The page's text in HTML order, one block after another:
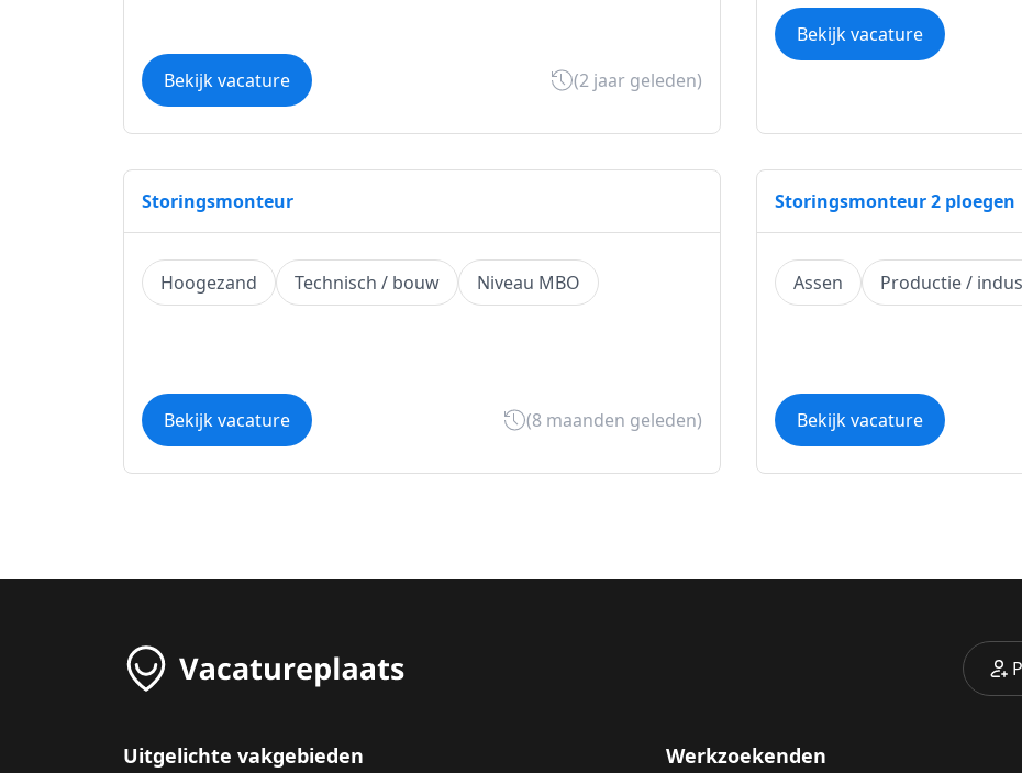
Bekijk vacature (2 jaar geleden)
Bekijk vacature
Storingsmonteur
Hoogezand Technisch / bouw Niveau MBO
Bekijk vacature (8 maanden geleden)
Storingsmonteur 2 ploegen
Assen Productie /
Bekijk vacature
Uitgelichte vakgebieden Werkzoekenden